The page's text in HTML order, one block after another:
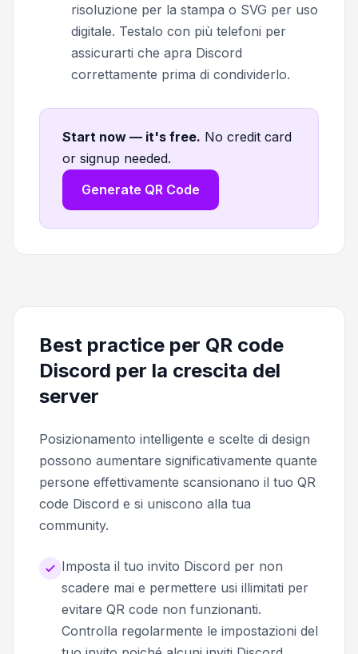
risoluzione per la stampa o SVG per uso
digitale. Testalo con più telefoni per
assicurarti che apra Discord
correttamente prima di condividerlo.
Start now — it's free. No credit card
or signup needed.
Generate QR Code
Best practice per QR code
Discord per la crescita del
server
Posizionamento intelligente e scelte di design
possono aumentare significativamente quante
persone effettivamente scansionano il tuo QR
code Discord e si uniscono alla tua
community.
Imposta il tuo invito Discord per non
scadere mai e permettere usi illimitati per
evitare QR code non funzionanti.
Controlla regolarmente le impostazioni del